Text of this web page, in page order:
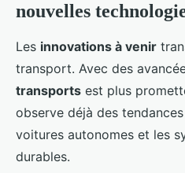
nouvelles
Les innovations à venir
transport. Avec des
transports est plus
observe déjà des
voitures autonomes et les
durables.